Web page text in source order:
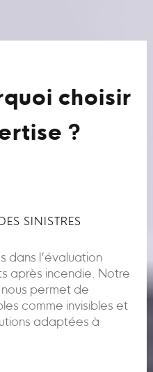
choisir
?
SINISTRES
dans l’évaluation
après incendie. Notre
permet de
comme invisibles et
adaptées à